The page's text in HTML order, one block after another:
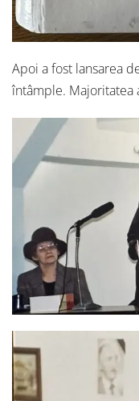
Apoi a fost lansarea
întâmple. Majoritatea